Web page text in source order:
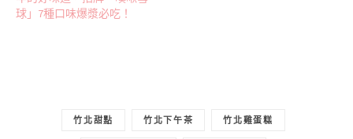
球」7種口味爆漿必吃！
竹北甜點 竹北下午茶 竹北雞蛋糕